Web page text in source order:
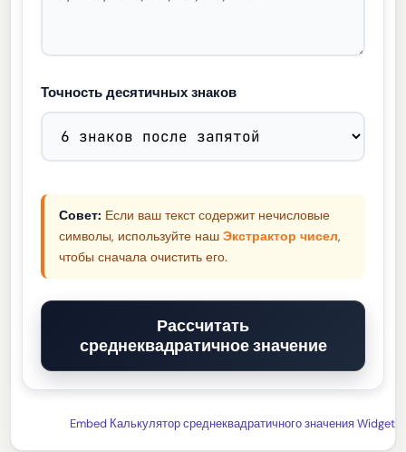
Точность десятичных знаков
Совет: Если ваш текст содержит нечисловые
символы, используйте нашЭкстрактор чисел,
чтобы сначала очистить его.
Рассчитать
среднеквадратичное значение
Embed Калькулятор среднеквадратичного значения Widget